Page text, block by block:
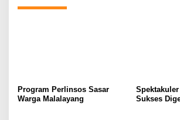
Program Perlinsos Sasar
Warga Malalayang
Spektakuler
Sukses